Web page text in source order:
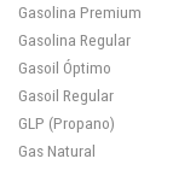
Gasolina Premium
Gasolina Regular
Gasoil Óptimo
Gasoil Regular
GLP (Propano)
Gas Natural